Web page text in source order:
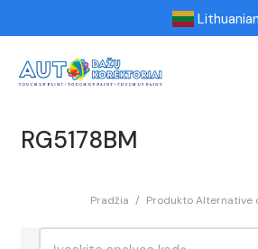
Lithuanian
RG5178BM
Pradžia / Produkto Alternative